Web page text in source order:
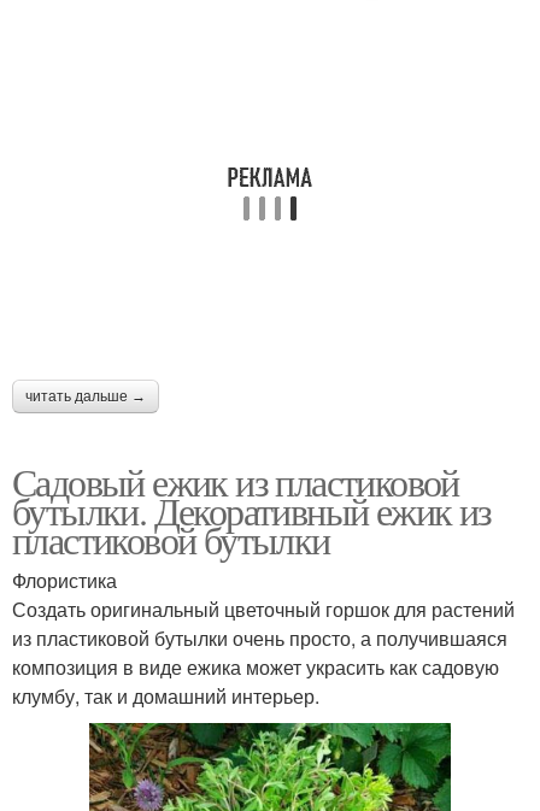
читать дальше →
Садовый ежик из пластиковой
бутылки. Декоративный ежик из
пластиковой бутылки
Флористика
Создать оригинальный цветочный горшок для растений
из пластиковой бутылки очень просто, а получившаяся
композиция в виде ежика может украсить как садовую
клумбу, так и домашний интерьер.